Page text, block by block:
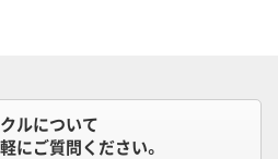
ルについて
にご質問ください。